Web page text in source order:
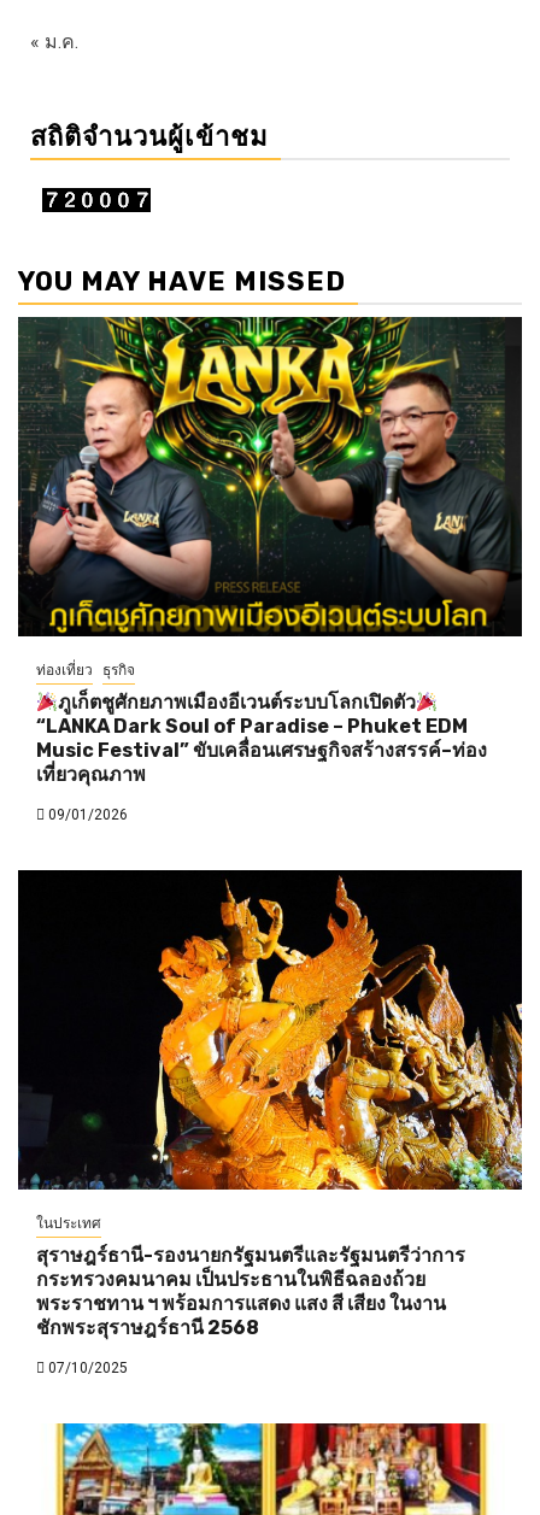
« ม.ค.
สถิติจำนวนผู้เข้าชม
YOU MAY HAVE MISSED
ท่องเที่ยว ธุรกิจ
ภูเก็ตชูศักยภาพเมืองอีเวนต์ระบบโลกเปิดตัว
“LANKA Dark Soul of Paradise – Phuket EDM
Music Festival” ขับเคลื่อนเศรษฐกิจสร้างสรรค์–ท่อง
เที่ยวคุณภาพ
09/01/2026
ในประเทศ
สุราษฎร์ธานี-รองนายกรัฐมนตรีและรัฐมนตรีว่าการ
กระทรวงคมนาคม เป็นประธานในพิธีฉลองถ้วย
พระราชทาน ฯ พร้อมการแสดง แสง สี เสียง ในงาน
ชักพระสุราษฎร์ธานี 2568
07/10/2025